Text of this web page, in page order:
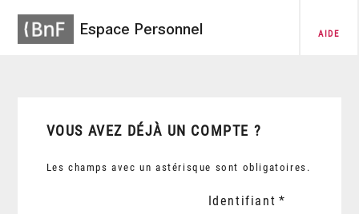
Espace Personnel AIDE
VOUS AVEZ DÉJÀ UN COMPTE ?
Les champs avec un astérisque sont obligatoires.
Identifiant